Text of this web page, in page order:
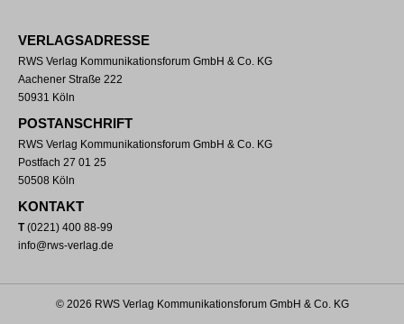
VERLAGSADRESSE
RWS Verlag Kommunikationsforum GmbH & Co. KG
Aachener Straße 222
50931 Köln
POSTANSCHRIFT
RWS Verlag Kommunikationsforum GmbH & Co. KG
Postfach 27 01 25
50508 Köln
KONTAKT
T(0221) 400 88-99
info@rws-verlag.de
© 2026 RWS Verlag Kommunikationsforum GmbH & Co. KG